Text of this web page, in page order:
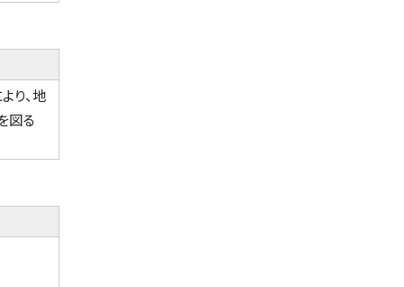
り、地
図る